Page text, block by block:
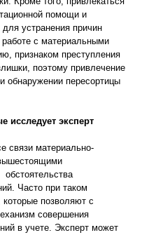
помощи и
устранения причин
с материальными
признаком преступления
поэтому привлечение
обнаружении пересортицы
исследует эксперт
связи материально-
Часто при таком
позволяют с
совершения
в учете. Эксперт может